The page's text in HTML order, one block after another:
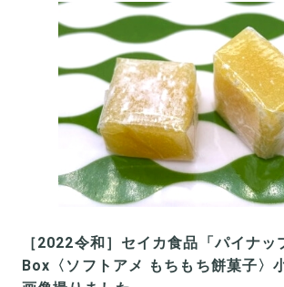
［2022令和］セイカ食品「パイナッ
Box〈ソフトアメ もちもち餅菓子〉